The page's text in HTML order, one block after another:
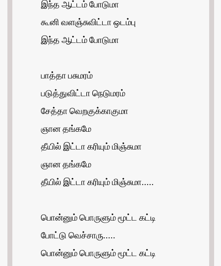
இந்த ஆட்டம் போடுமா
கூனி வளஞ்சுவிட்டா ஒடம்பு
இந்த ஆட்டம் போடுமா
பாத்தா பசுமரம்
படுத்துவிட்டா நெடுமரம்
சேத்தா வெறகுக்காகுமா
ஞான தங்கமே
தீயில் இட்டா கரியும் மிஞ்சுமா
ஞான தங்கமே
தீயில் இட்டா கரியும் மிஞ்சுமா.....
பொன்னும் பொருளும் மூட்ட கட்டி
போட்டு வெச்சாரு.....
பொன்னும் பொருளும் மூட்ட கட்டி